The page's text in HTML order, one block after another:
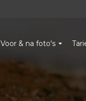
Voor & na foto's